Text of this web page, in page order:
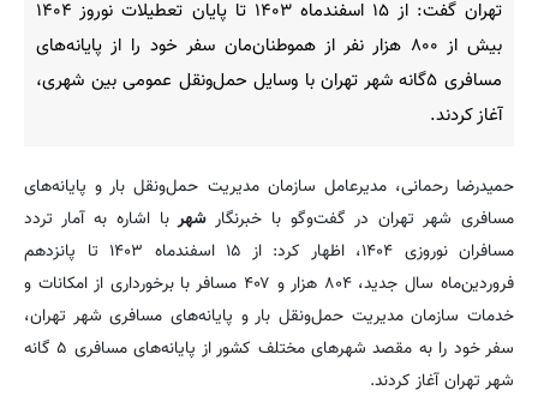
تهران گفت: از ۱۵ اسفندماه ۱۴۰۳ تا پایان تعطیلات نوروز ۱۴۰۴
بیش از ۸۰۰ هزار نفر از هموطنان‌مان سفر خود را از پایانه‌های
مسافری ۵گانه شهر تهران با وسایل حمل‌ونقل عمومی بین شهری،
آغاز کردند.
حمیدرضا رحمانی، مدیرعامل سازمان مدیریت حمل‌ونقل بار و پایانه‌های
مسافری شهر تهران در گفت‌وگو با خبرنگار شهر با اشاره به آمار تردد
مسافران نوروزی ۱۴۰۴، اظهار کرد: از ۱۵ اسفندماه ۱۴۰۳ تا پانزدهم
فروردین‌ماه سال جدید، ۸۰۴ هزار و ۴۰۷ مسافر با برخورداری از امکانات و
خدمات سازمان مدیریت حمل‌ونقل بار و پایانه‌های مسافری شهر تهران،
سفر خود را به مقصد شهرهای مختلف کشور از پایانه‌های مسافری ۵ گانه
شهر تهران آغاز کردند.